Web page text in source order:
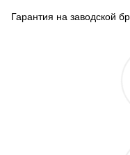
Гарантия на заводской